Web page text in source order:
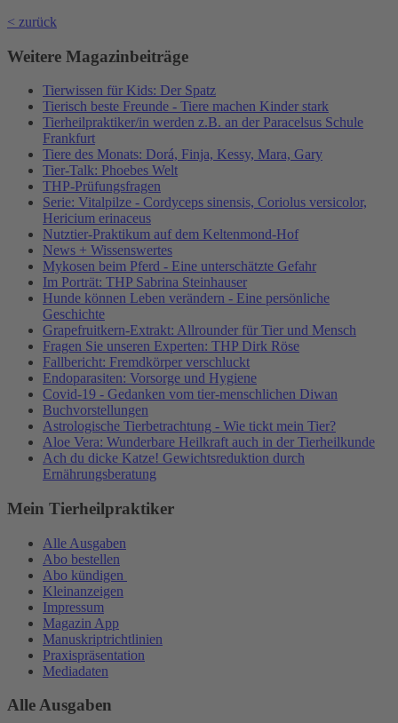
< zurück
Weitere Magazinbeiträge
Tierwissen für Kids: Der Spatz
Tierisch beste Freunde - Tiere machen Kinder stark
Tierheilpraktiker/in werden z.B. an der Paracelsus Schule
Frankfurt
Tiere des Monats: Dorá, Finja, Kessy, Mara, Gary
Tier-Talk: Phoebes Welt
THP-Prüfungsfragen
Serie: Vitalpilze - Cordyceps sinensis, Coriolus versicolor,
Hericium erinaceus
Nutztier-Praktikum auf dem Keltenmond-Hof
News + Wissenswertes
Mykosen beim Pferd - Eine unterschätzte Gefahr
Im Porträt: THP Sabrina Steinhauser
Hunde können Leben verändern - Eine persönliche
Geschichte
Grapefruitkern-Extrakt: Allrounder für Tier und Mensch
Fragen Sie unseren Experten: THP Dirk Röse
Fallbericht: Fremdkörper verschluckt
Endoparasiten: Vorsorge und Hygiene
Covid-19 - Gedanken vom tier-menschlichen Diwan
Buchvorstellungen
Astrologische Tierbetrachtung - Wie tickt mein Tier?
Aloe Vera: Wunderbare Heilkraft auch in der Tierheilkunde
Ach du dicke Katze! Gewichtsreduktion durch
Ernährungsberatung
Mein Tierheilpraktiker
Alle Ausgaben
Abo bestellen
Abo kündigen
Kleinanzeigen
Impressum
Magazin App
Manuskriptrichtlinien
Praxispräsentation
Mediadaten
Alle Ausgaben